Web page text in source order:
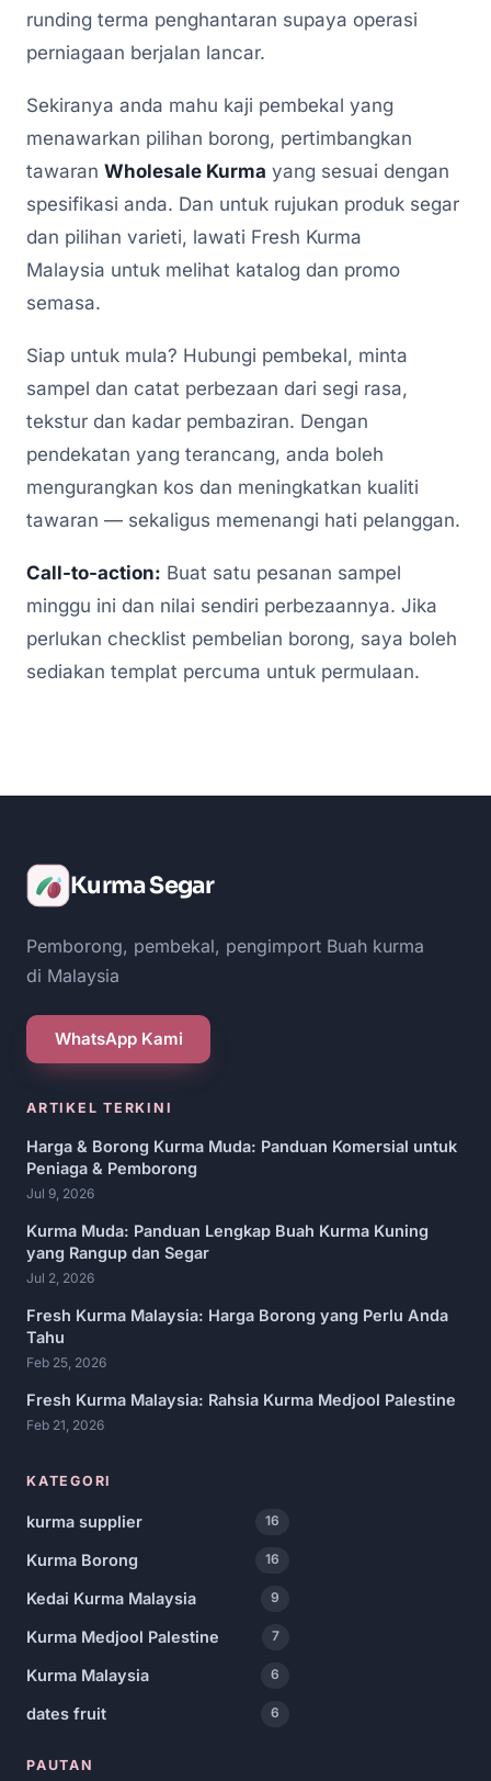
runding terma penghantaran supaya operasi
perniagaan berjalan lancar.
Sekiranya anda mahu kaji pembekal yang
menawarkan pilihan borong, pertimbangkan
tawaran Wholesale Kurma yang sesuai dengan
spesifikasi anda. Dan untuk rujukan produk segar
dan pilihan varieti, lawati Fresh Kurma
Malaysia untuk melihat katalog dan promo
semasa.
Siap untuk mula? Hubungi pembekal, minta
sampel dan catat perbezaan dari segi rasa,
tekstur dan kadar pembaziran. Dengan
pendekatan yang terancang, anda boleh
mengurangkan kos dan meningkatkan kualiti
tawaran — sekaligus memenangi hati pelanggan.
Call-to-action: Buat satu pesanan sampel
minggu ini dan nilai sendiri perbezaannya. Jika
perlukan checklist pembelian borong, saya boleh
sediakan templat percuma untuk permulaan.
Kurma Segar
Pemborong, pembekal, pengimport Buah kurma
di Malaysia
WhatsApp Kami
ARTIKEL TERKINI
Harga & Borong Kurma Muda: Panduan Komersial untuk
Peniaga & Pemborong
Jul 9, 2026
Kurma Muda: Panduan Lengkap Buah Kurma Kuning
yang Rangup dan Segar
Jul 2, 2026
Fresh Kurma Malaysia: Harga Borong yang Perlu Anda
Tahu
Feb 25, 2026
Fresh Kurma Malaysia: Rahsia Kurma Medjool Palestine
Feb 21, 2026
KATEGORI
kurma supplier 16
Kurma Borong 16
Kedai Kurma Malaysia 9
Kurma Medjool Palestine 7
Kurma Malaysia 6
dates fruit 6
PAUTAN